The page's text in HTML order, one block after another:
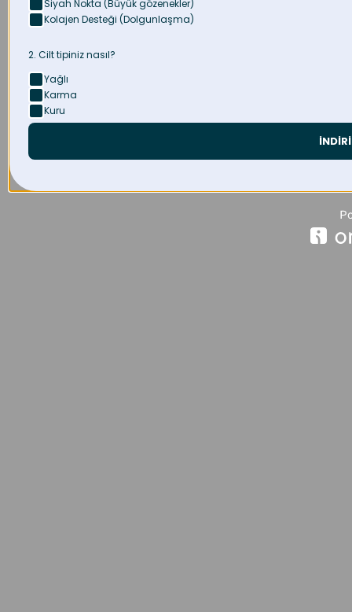
Siyah Nokta (Büyük gözenekler)
Kolajen Desteği (Dolgunlaşma)
2. Cilt tipiniz nasıl?
Yağlı
Karma
Kuru